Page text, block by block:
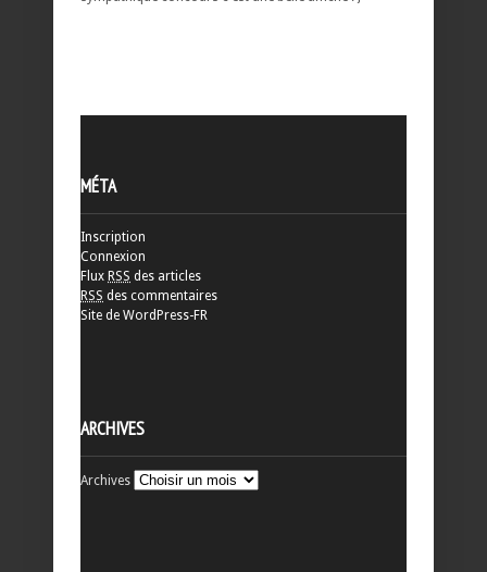
MÉTA
Inscription
Connexion
Flux RSS des articles
RSS des commentaires
Site de WordPress-FR
ARCHIVES
Archives